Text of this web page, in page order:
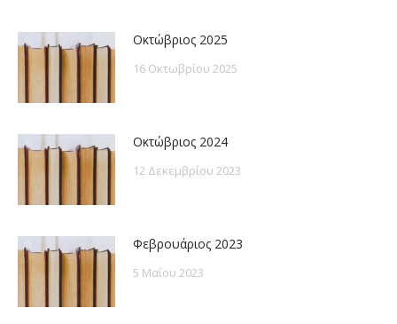
Οκτώβριος 2025
16 Οκτωβρίου 2025
Οκτώβριος 2024
12 Δεκεμβρίου 2023
Φεβρουάριος 2023
5 Μαΐου 2023